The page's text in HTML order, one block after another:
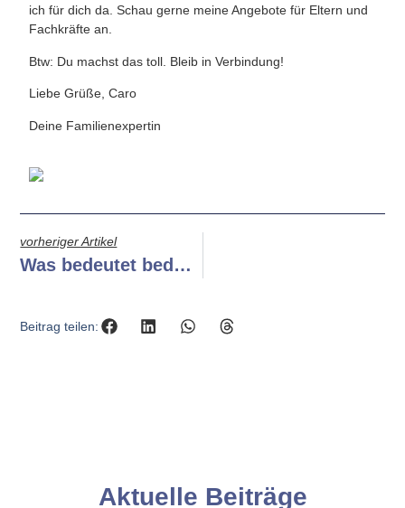
ich für dich da. Schau gerne meine Angebote für Eltern und
Fachkräfte an.
Btw: Du machst das toll. Bleib in Verbindung!
Liebe Grüße, Caro
Deine Familienexpertin
vorheriger Artikel
Was bedeutet bedürfnisorientierte Erziehung wirklich?
Beitrag teilen:
Aktuelle Beiträge